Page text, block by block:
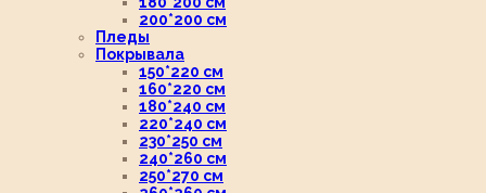
200*200 см
Пледы
Покрывала
150*220 см
160*220 см
180*240 см
220*240 см
230*250 см
240*260 см
250*270 см